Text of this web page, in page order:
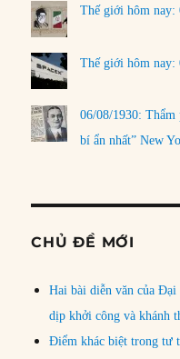
Thế giới hôm nay:
Thế giới hôm nay:
06/08/1930: Thẩm
bí ẩn nhất” New
CHỦ ĐỀ MỚI
Hai bài diễn văn của
dịp khởi công và khánh
Điểm khác biệt trong tư